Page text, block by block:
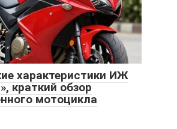
характеристики ИЖ
краткий обзор
мотоцикла